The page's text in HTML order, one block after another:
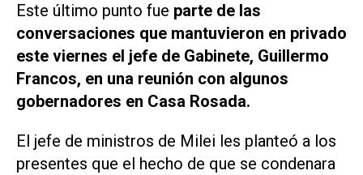
Este último punto fue parte de las
conversaciones que mantuvieron en privado
este viernes el jefe de Gabinete, Guillermo
Francos, en una reunión con algunos
gobernadores en Casa Rosada.
El jefe de ministros de Milei les planteó a los
presentes que el hecho de que se condenara